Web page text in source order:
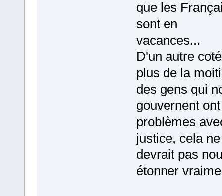
que les
sont en
vacances...
D'un autre
plus de la
des gens qui
gouvernent
problèmes
justice, cela ne
devrait pas
étonner